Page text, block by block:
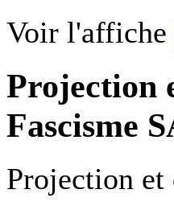
Voir l'affiche
Projection
Fascisme
Projection et